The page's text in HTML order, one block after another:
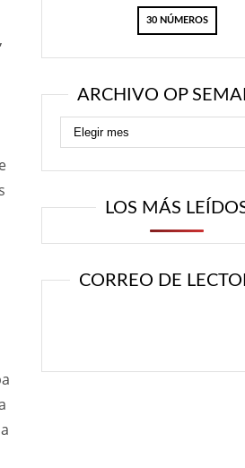
30 NÚMEROS
ARCHIVO OP
LOS MÁS
CORREO DE